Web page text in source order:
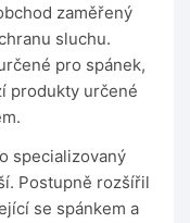
zaměřený
sluchu.
pro spánek,
produkty určené
specializovaný
Postupně rozšířil
se spánkem a